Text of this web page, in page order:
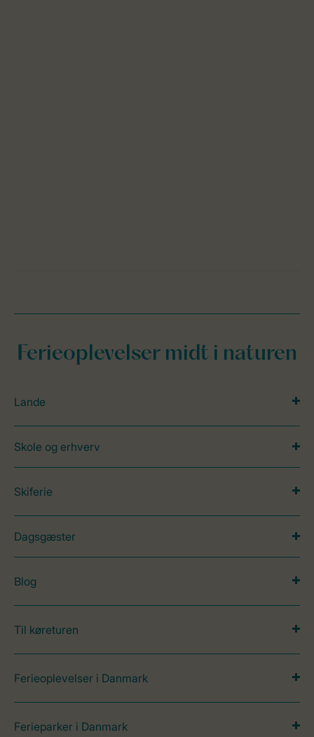
Ferieoplevelser midt i naturen
Lande
Skole og erhverv
Skiferie
Dagsgæster
Blog
Til køreturen
Ferieoplevelser i Danmark
Ferieparker i Danmark